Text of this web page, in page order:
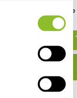
The Warbler Guide
€ 29,42